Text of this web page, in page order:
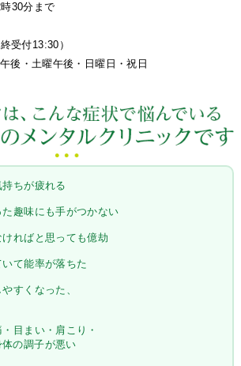
30分まで
受付13:30）
後・土曜午後・日曜日・祝日
ちが疲れる
趣味にも手がつかない
ればと思っても億劫
て能率が落ちた
すくなった、
目まい・肩こり・
の調子が悪い